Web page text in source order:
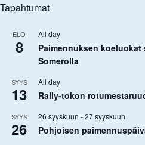
Tapahtumat
ELO
8
All day
Paimennuksen
Somerolla
SYYS
13
All day
Rally-tokon
SYYS
26
26 syyskuun -27 syyskuun
Pohjoisen